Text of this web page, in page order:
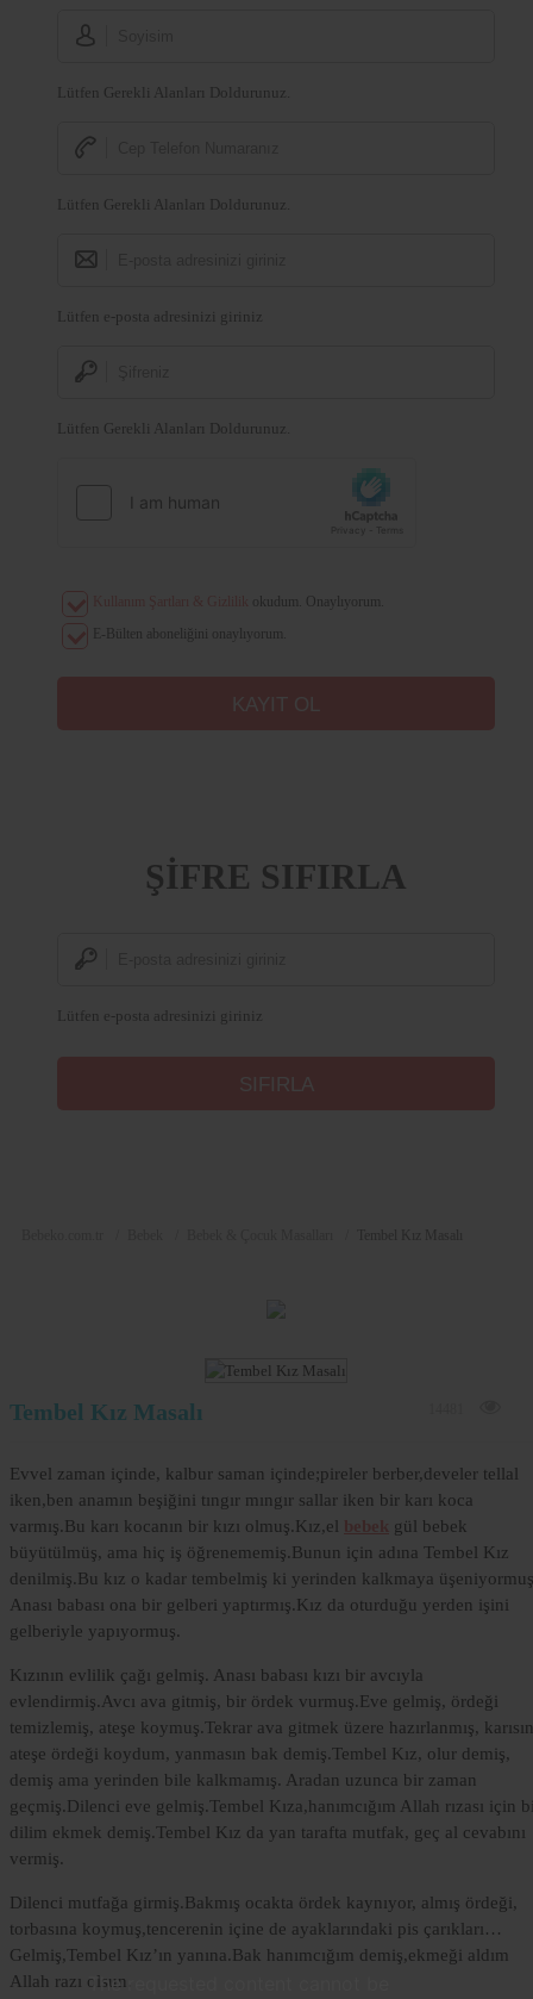
Lütfen Gerekli Alanları Doldurunuz.
Lütfen Gerekli Alanları Doldurunuz.
Lütfen e-posta adresinizi giriniz
Lütfen Gerekli Alanları Doldurunuz.
okudum. Onaylıyorum.
E-Bülten aboneliğini onaylıyorum.
ŞİFRE SIFIRLA
Lütfen e-posta adresinizi giriniz
Tembel Kız Masalı
Evvel zaman içinde, kalbur saman içinde;pireler berber,develer tellal
iken,ben anamın beşiğini tıngır mıngır sallar iken bir karı koca
varmış.Bu karı kocanın bir kızı olmuş.Kız,el
gül bebek
büyütülmüş, ama hiç iş öğrenememiş.Bunun için adına Tembel Kız
denilmiş.Bu kız o kadar tembelmiş ki yerinden kalkmaya
Anası babası ona bir gelberi yaptırmış.Kız da oturduğu yerden işini
gelberiyle yapıyormuş.
Kızının evlilik çağı gelmiş. Anası babası kızı bir avcıyla
evlendirmiş.Avcı ava gitmiş, bir ördek vurmuş.Eve gelmiş, ördeği
temizlemiş, ateşe koymuş.Tekrar ava gitmek üzere hazırlanmış,
ateşe ördeği koydum, yanmasın bak demiş.Tembel Kız, olur demiş,
demiş ama yerinden bile kalkmamış. Aradan uzunca bir zaman
geçmiş.Dilenci eve gelmiş.Tembel Kıza,hanımcığım Allah rızası için
dilim ekmek demiş.Tembel Kız da yan tarafta mutfak, geç al cevabını
vermiş.
Dilenci mutfağa girmiş.Bakmış ocakta ördek kaynıyor, almış ördeği,
torbasına koymuş,tencerenin içine de ayaklarındaki pis çarıkları…
Gelmiş,Tembel Kız’ın yanına.Bak hanımcığım demiş,ekmeği aldım
Allah razı olsun.The requested content cannot be